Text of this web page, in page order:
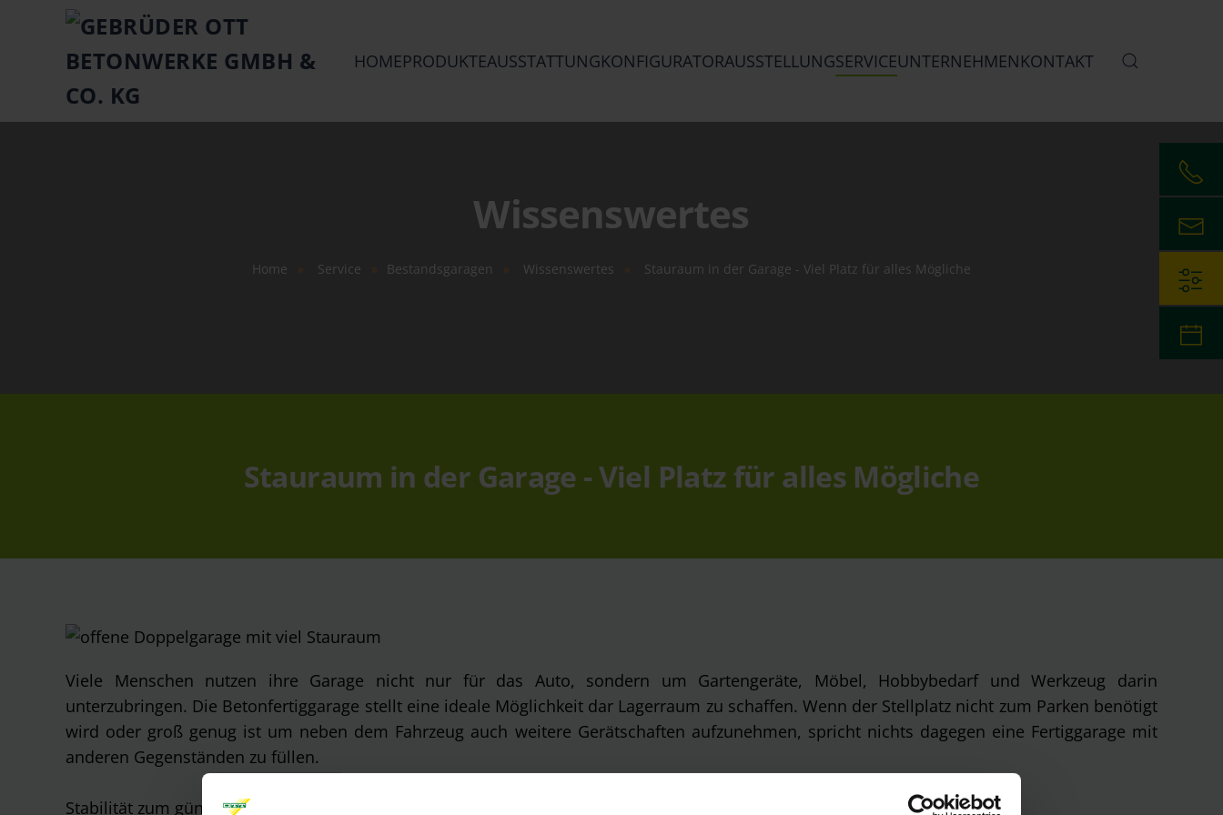
Springe zum Hauptinhalt HOMEPRODUKTEAUSSTATTUNGKONFIGURATORAUSSTELLUNGSERVICEUNTERNEHMENKONTAKT
Wissenswertes
Home Service Bestandsgaragen Wissenswertes Stauraum in der Garage - Viel Platz für alles Mögliche
Stauraum in der Garage - Viel Platz für alles Mögliche
Viele Menschen nutzen ihre Garage nicht nur für das Auto, sondern um Gartengeräte, Möbel, Hobbybedarf und Werkzeug darin
unterzubringen. Die Betonfertiggarage stellt eine ideale Möglichkeit dar Lagerraum zu schaffen. Wenn der Stellplatz nicht zum Parken benötigt
wird oder groß genug ist um neben dem Fahrzeug auch weitere Gerätschaften aufzunehmen, spricht nichts dagegen eine Fertiggarage mit
anderen Gegenständen zu füllen.
Stabilität zum günstigen Preis.